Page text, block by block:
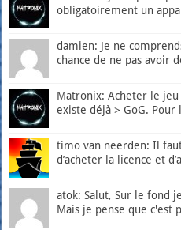
obligatoirement un
damien: Je ne
chance de ne pas avoir
Matronix: Acheter le
existe déjà > GoG. Pour
timo van neerden: Il
d’acheter la licence et
atok: Salut, Sur le fond
Mais je pense que c'est